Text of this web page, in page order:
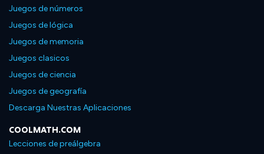
Juegos de números
Juegos de lógica
Juegos de memoria
Juegos clasicos
Juegos de ciencia
Juegos de geografía
Descarga Nuestras Aplicaciones
COOLMATH.COM
Lecciones de preálgebra